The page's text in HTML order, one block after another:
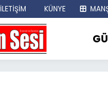
İLETİŞİM KÜNYE